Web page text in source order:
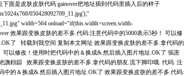
面是皮肤皮肤代码 gainover把地址插到代码里插入后的样子
1024x768/050428092709_11.jpg');"
width=564 onload="if(this.width>screen.width-
效果跟变换皮肤的差不多.代码:注意代码中的5000表示5秒！ 可以修
了 转载到我空间 复制本文网址 效果跟变换皮肤的差不多.拿代码的
可以修改！使用时把代码中的＆换成&.然后插入图片地址.OK了 張誑
譕頋跽 效果跟变换皮肤的差不多.拿代码的朋友.流下脚印哦. 代码: 注
中的＆换成&.然后插入图片地址.OK了 效果跟变换皮肤的差不多.代码: